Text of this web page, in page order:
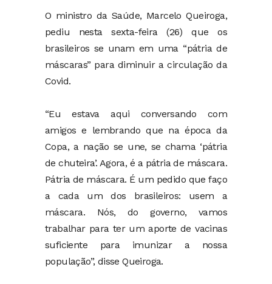
O ministro da Saúde, Marcelo Queiroga,
pediu nesta sexta-feira (26) que os
brasileiros se unam em uma “pátria de
máscaras” para diminuir a circulação da
Covid.
“Eu estava aqui conversando com
amigos e lembrando que na época da
Copa, a nação se une, se chama ‘pátria
de chuteira’. Agora, é a pátria de máscara.
Pátria de máscara. É um pedido que faço
a cada um dos brasileiros: usem a
máscara. Nós, do governo, vamos
trabalhar para ter um aporte de vacinas
suficiente para imunizar a nossa
população”, disse Queiroga.